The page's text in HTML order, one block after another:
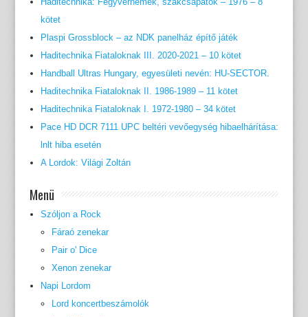
kötet
Plaspi Grossblock – az NDK panelház építő játék
Haditechnika Fiataloknak III. 2020-2021 – 10 kötet
Handball Ultras Hungary, egyesületi nevén: HU-SECTOR.
Haditechnika Fiataloknak II. 1986-1989 – 11 kötet
Haditechnika Fiataloknak I. 1972-1980 – 34 kötet
Pace HD DCR 7111 UPC beltéri vevőegység hibaelhárítása:
lnlt hiba esetén
A Lordok: Világi Zoltán
Menü
Szóljon a Rock
Fáraó zenekar
Pair o' Dice
Xenon zenekar
Napi Lordom
Lord koncertbeszámolók